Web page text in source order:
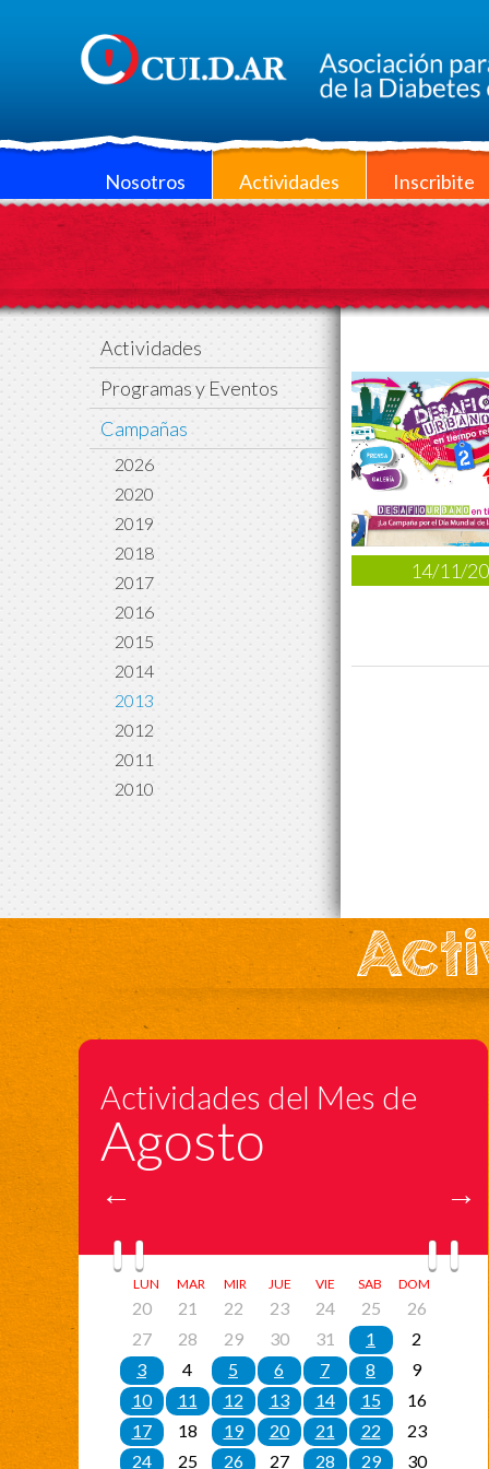
Nosotros Actividades Inscribite
Actividades
Programas y Eventos
Campañas
2026
2020
2019
2018
2017
2016
2015
2014
2013
2012
2011
2010
14/11/